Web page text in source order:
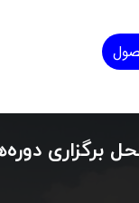
برگزاری